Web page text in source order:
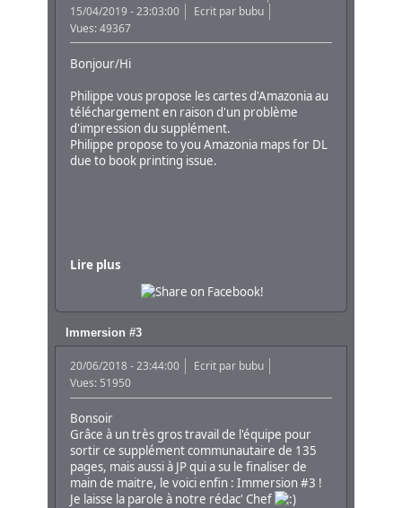
15/04/2019 - 23:03:00
Ecrit par bubu
Vues: 49367
Bonjour/Hi
Philippe vous propose les cartes d'Amazonia au
téléchargement en raison d'un problème
d'impression du supplément.
Philippe propose to you Amazonia maps for DL
due to book printing issue.
Lire plus
Immersion #3
20/06/2018 - 23:44:00 Ecrit par bubu
Vues: 51950
Bonsoir
Grâce à un très gros travail de l'équipe pour
sortir ce supplément communautaire de 135
pages, mais aussi à JP qui a su le finaliser de
main de maitre, le voici enfin : Immersion #3 !
Je laisse la parole à notre rédac' Chef